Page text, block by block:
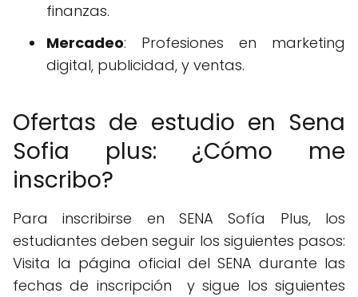
finanzas.
Mercadeo: Profesiones en marketing
digital, publicidad, y ventas.
Ofertas de estudio en Sena
Sofia plus: ¿Cómo me
inscribo?
Para inscribirse en SENA Sofía Plus, los
estudiantes deben seguir los siguientes pasos:
Visita la página oficial del SENA durante las
fechas de inscripción y sigue los siguientes